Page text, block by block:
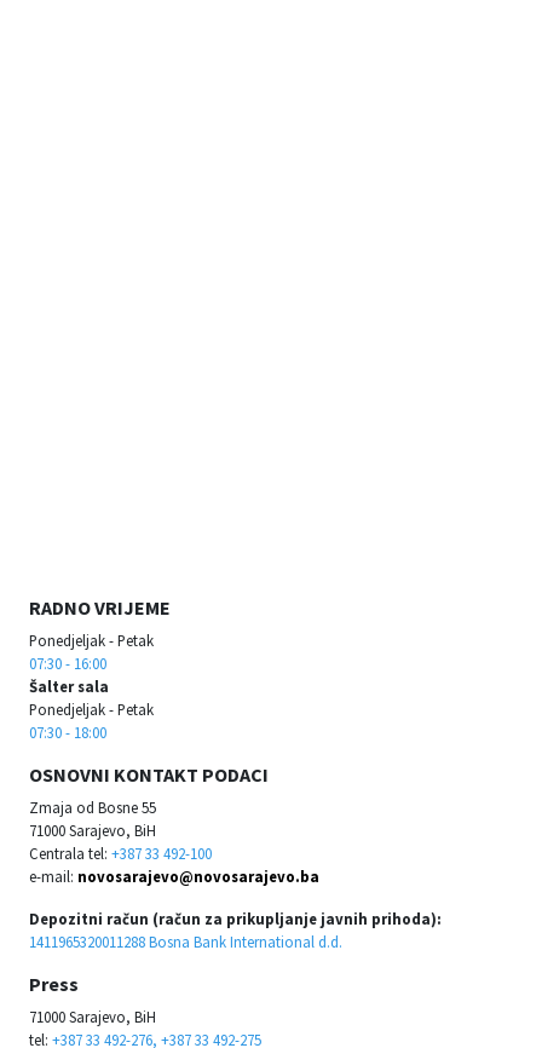
RADNO VRIJEME
Ponedjeljak - Petak
07:30 - 16:00
Šalter sala
Ponedjeljak - Petak
07:30 - 18:00
OSNOVNI KONTAKT PODACI
Zmaja od Bosne 55
71000 Sarajevo, BiH
Centrala tel: +387 33 492-100
e-mail: novosarajevo@novosarajevo.ba
Depozitni račun (račun za prikupljanje javnih prihoda):
1411965320011288 Bosna Bank International d.d.
Press
71000 Sarajevo, BiH
tel: +387 33 492-276, +387 33 492-275